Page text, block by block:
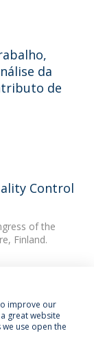
da
de
Control
of the
Finland.
improve our
great website
use open the